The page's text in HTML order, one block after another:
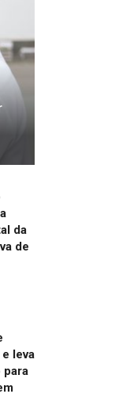
da
de
leva
para